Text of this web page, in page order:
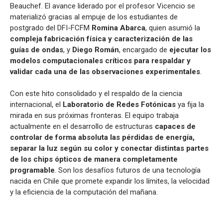
Beauchef. El avance liderado por el profesor Vicencio se
materializó gracias al empuje de los estudiantes de
postgrado del DFI-FCFM Romina Abarca, quien asumió la
compleja fabricación física y caracterización de las
guías de ondas, y Diego Román, encargado de ejecutar los
modelos computacionales críticos para respaldar y
validar cada una de las observaciones experimentales.
Con este hito consolidado y el respaldo de la ciencia
internacional, el Laboratorio de Redes Fotónicas ya fija la
mirada en sus próximas fronteras. El equipo trabaja
actualmente en el desarrollo de estructuras capaces de
controlar de forma absoluta las pérdidas de energía,
separar la luz según su color y conectar distintas partes
de los chips ópticos de manera completamente
programable. Son los desafíos futuros de una tecnología
nacida en Chile que promete expandir los límites, la velocidad
y la eficiencia de la computación del mañana.